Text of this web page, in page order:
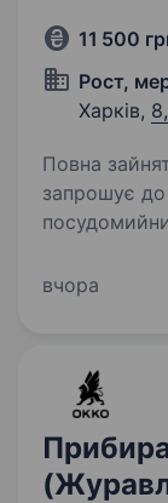
11 500
Рост,
Харків,
Повна зайнятість.
запрошує
вчора